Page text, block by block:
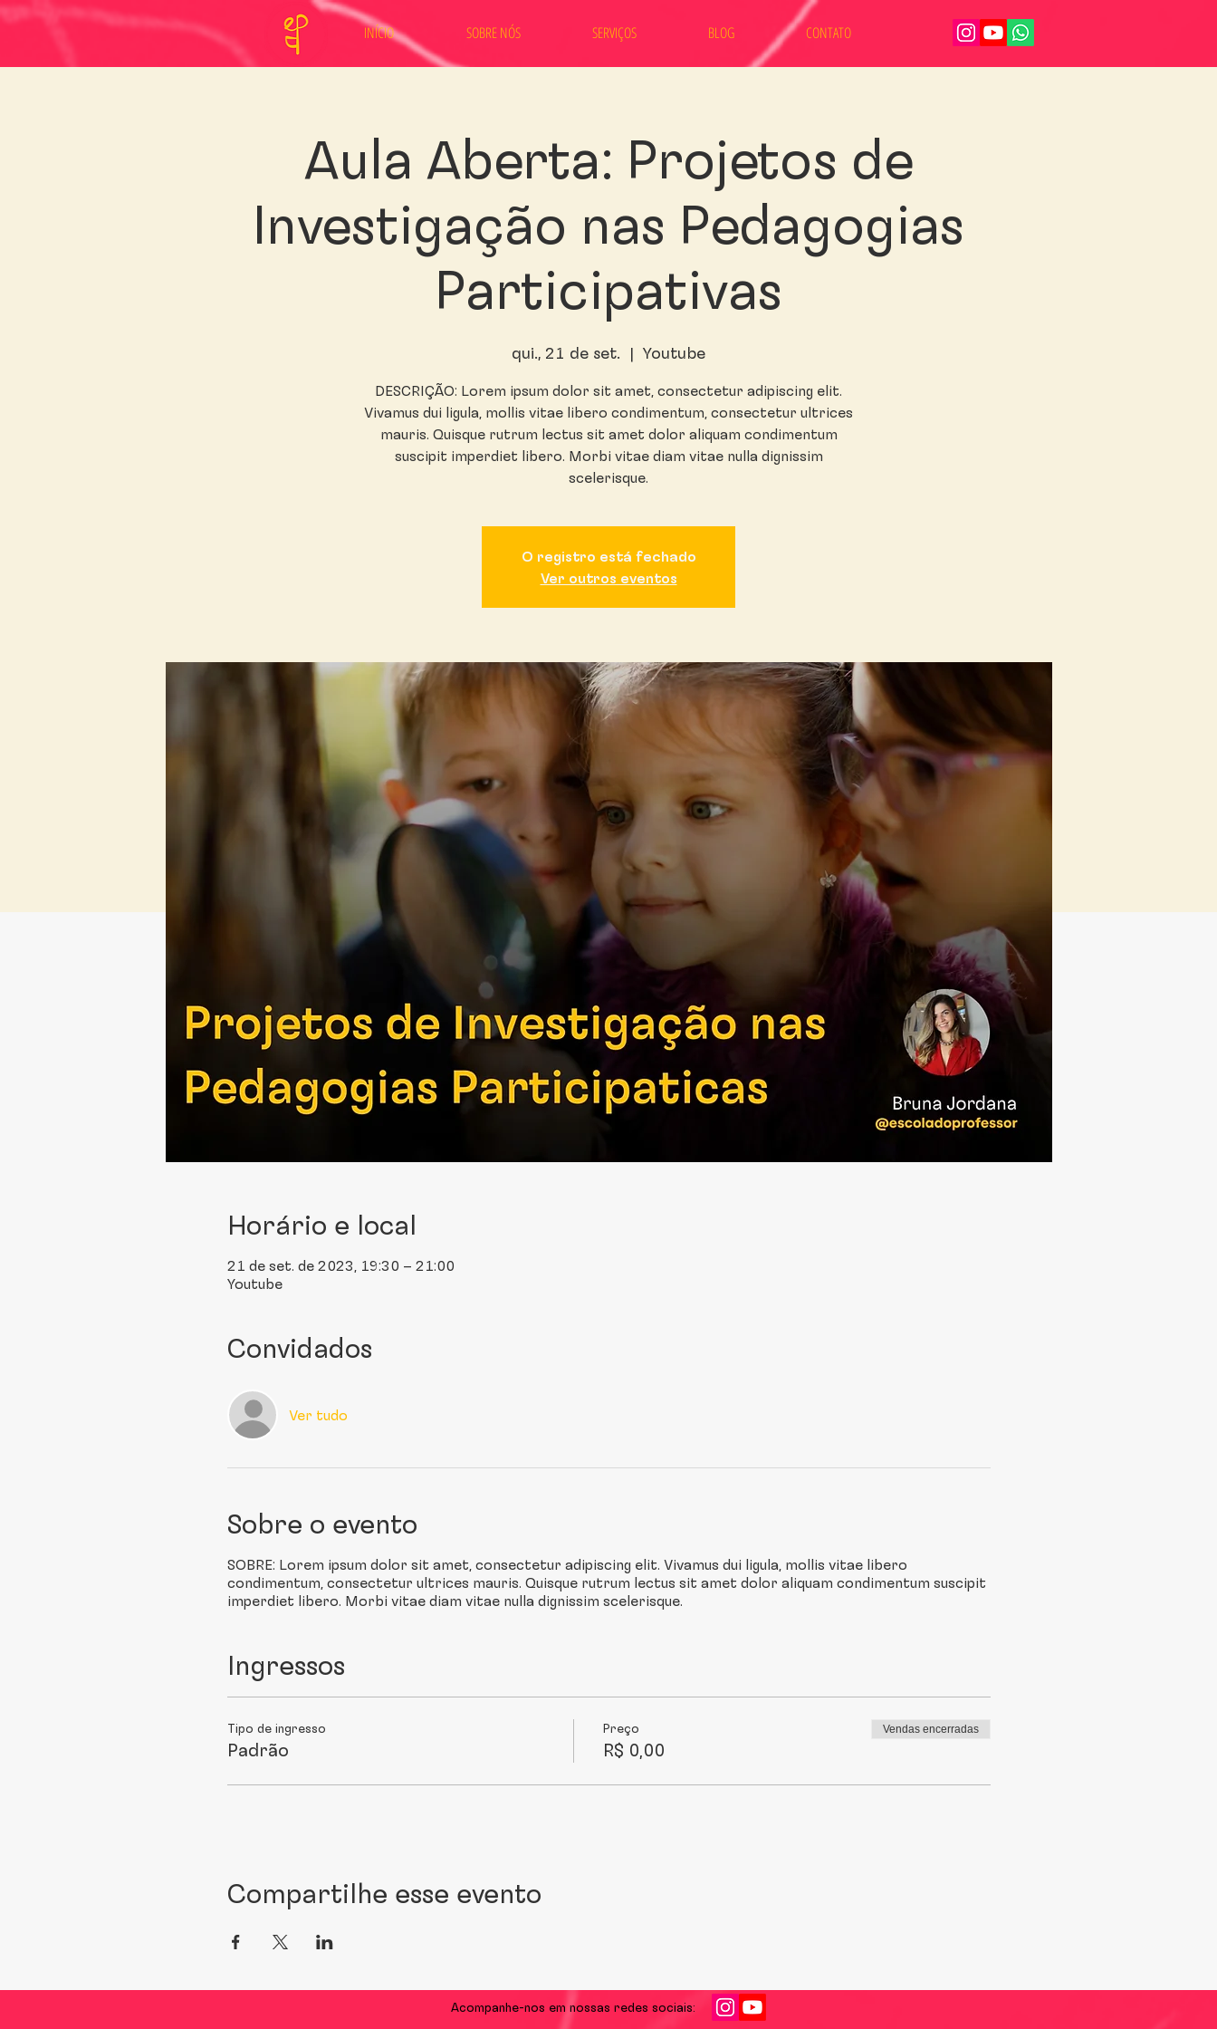
INÍCIO SOBRE NÓS SERVIÇOS BLOG CONTATO
Aula Aberta: Projetos de
Investigação nas Pedagogias
Participativas
qui., 21 de set.
  |
Youtube
DESCRIÇÃO: Lorem ipsum dolor sit amet, consectetur adipiscing elit.
Vivamus dui ligula, mollis vitae libero condimentum, consectetur ultrices
mauris. Quisque rutrum lectus sit amet dolor aliquam condimentum
suscipit imperdiet libero. Morbi vitae diam vitae nulla dignissim
scelerisque.
O registro está fechado
Ver outros eventos
Horário e local
21 de set. de 2023, 19:30 – 21:00
Youtube
Convidados
Ver tudo
Sobre o evento
SOBRE: Lorem ipsum dolor sit amet, consectetur adipiscing elit. Vivamus dui ligula, mollis vitae libero
condimentum, consectetur ultrices mauris. Quisque rutrum lectus sit amet dolor aliquam condimentum suscipit
imperdiet libero. Morbi vitae diam vitae nulla dignissim scelerisque.
Ingressos
Tipo de ingresso
Padrão
Preço
R$ 0,00
Vendas encerradas
Compartilhe esse evento
Acompanhe-nos em nossas redes sociais: